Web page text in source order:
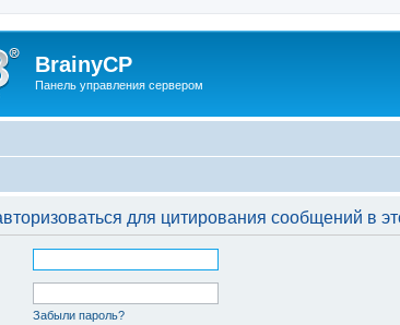
BrainyCP
Панель управления сервером
для цитирования сообщений в
Забыли пароль?